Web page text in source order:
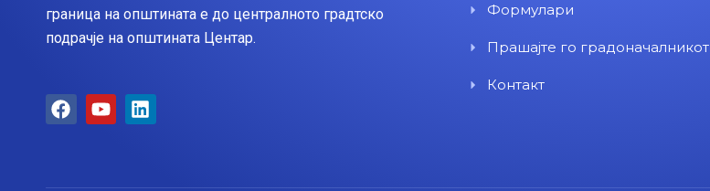
граница на општината е до централното градтско
подрачје на општината Центар.
F
a
Y
o
L
i
Формулари
Прашајте го градоначалникот
Контакт